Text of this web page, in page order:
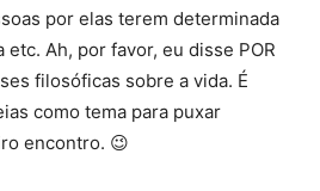
por elas terem determinada
etc. Ah, por favor, eu disse POR
filosóficas sobre a vida. É
como tema para puxar
encontro. 😉